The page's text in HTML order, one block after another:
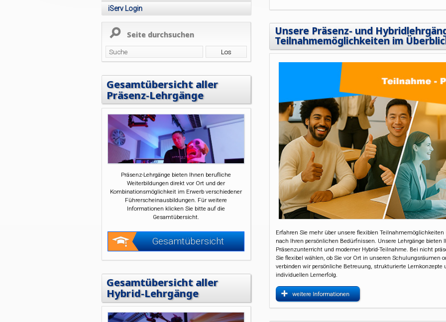
Unsere Präsenz- und
Teilnahmemöglichkeiten im
Erfahren Sie mehr über unsere flexiblen
nach Ihren persönlichen Bedürfnissen. Unsere Lehrgänge
Präsenzunterricht und moderner Hybrid-Teilnahme. Bei nicht
Sie flexibel wählen, ob Sie vor Ort in unseren Schulungsräumen
verbinden wir persönliche Betreuung, strukturierte
individuellen Lernerfolg.
weitere Informationen
iServ Login
Seite durchsuchen
Gesamtübersicht aller
Präsenz-Lehrgänge
Präsenz-Lehrgänge bieten Ihnen berufliche
Weiterbildungen direkt vor Ort und der
Kombinationsmöglichkeit im Erwerb verschiedener
Führerscheinausbildungen. Für weitere
Informationen klicken Sie bitte auf die
Gesamtübersicht.
Gesamtübersicht
Gesamtübersicht aller
Hybrid-Lehrgänge